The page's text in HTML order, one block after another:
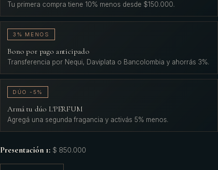
Tu primera compra tiene 10% menos desde $150.000.
3% MENOS
Bono por pago anticipado
Transferencia por Nequi, Daviplata o Bancolombia y ahorrás 3%.
DÚO -5%
Armá tu dúo L'PERFUM
Agregá una segunda fragancia y activás 5% menos.
Presentación 1: $ 850.000